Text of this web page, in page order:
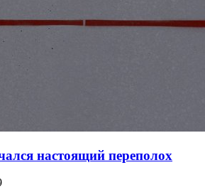
настоящий переполох